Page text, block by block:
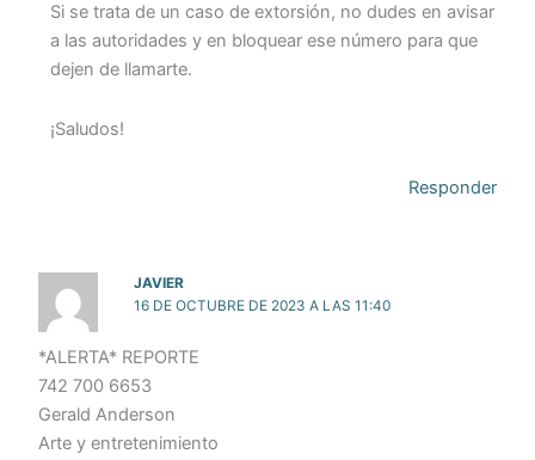
Si se trata de un caso de extorsión, no dudes en avisar
a las autoridades y en bloquear ese número para que
dejen de llamarte.
¡Saludos!
Responder
JAVIER
16 DE OCTUBRE DE 2023 A LAS 11:40
*ALERTA* REPORTE
742 700 6653
Gerald Anderson
Arte y entretenimiento